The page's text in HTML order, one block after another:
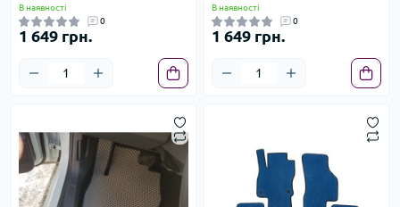
В наявності
0
1 649 грн.
В наявності
0
1 649 грн.